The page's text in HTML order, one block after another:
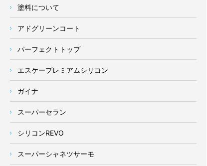
塗料について
アドグリーンコート
パーフェクトトップ
エスケープレミアムシリコン
ガイナ
スーパーセラン
シリコンREVO
スーパーシャネツサーモ